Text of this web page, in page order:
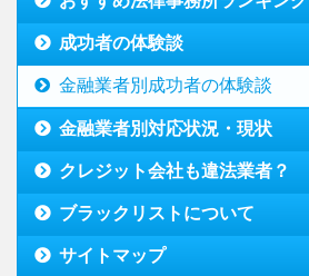
成功者の体験談
金融業者別成功者の体験談
金融業者別対応状況・現状
クレジット会社も違法業者？
ブラックリストについて
サイトマップ